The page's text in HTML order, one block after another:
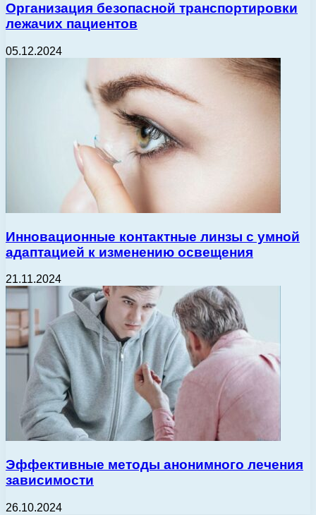
Организация безопасной транспортировки
лежачих пациентов
05.12.2024
Инновационные контактные линзы с умной
адаптацией к изменению освещения
21.11.2024
Эффективные методы анонимного лечения
зависимости
26.10.2024